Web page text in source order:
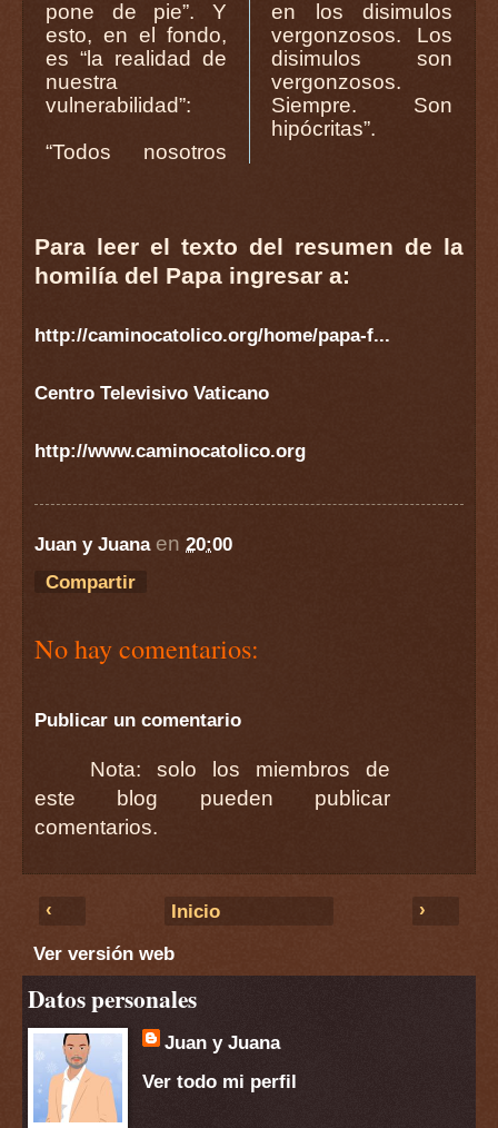
pone de pie”. Y
esto, en el fondo,
es “la realidad de
nuestra
vulnerabilidad”:
“Todos nosotros
en los disimulos
vergonzosos. Los
disimulos son
vergonzosos.
Siempre. Son
hipócritas”.
Para leer el texto del resumen de la
homilía del Papa ingresar a:
http://caminocatolico.org/home/papa-f...
Centro Televisivo Vaticano
http://www.caminocatolico.org
Juan y Juana en 20:00
Compartir
No hay comentarios:
Publicar un comentario
Nota: solo los miembros de
este blog pueden publicar
comentarios.
‹ ›
Inicio
Ver versión web
Datos personales
Juan y Juana
Ver todo mi perfil